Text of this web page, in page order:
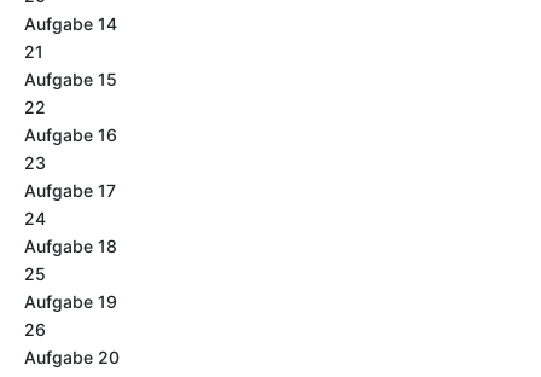
Aufgabe 14
21
Aufgabe 15
22
Aufgabe 16
23
Aufgabe 17
24
Aufgabe 18
25
Aufgabe 19
26
Aufgabe 20